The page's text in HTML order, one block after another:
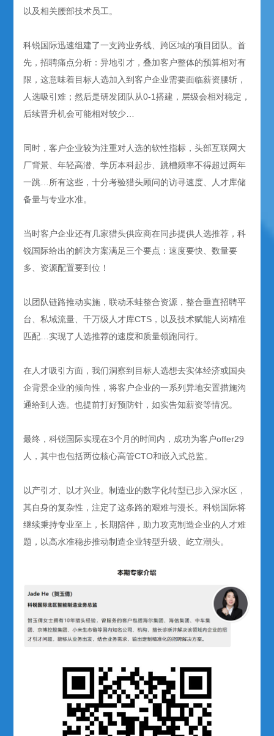
以及相关腰部技术员工。
科锐国际迅速组建了一支跨业务线、跨区域的项目团队。首
先，招聘痛点分析：异地引才，叠加客户整体的预算相对有
限，这意味着目标人选加入到客户企业需要面临薪资腰斩，
人选吸引难；然后是研发团队从0-1搭建，层级会相对稳定，
后续晋升机会可能相对较少…
同时，客户企业较为注重对人选的软性指标，头部互联网大
厂背景、年轻高潜、学历本科起步、跳槽频率不得超过两年
一跳…所有这些，十分考验猎头顾问的访寻速度、人才库储
备量与专业水准。
当时客户企业还有几家猎头供应商在同步提供人选推荐，科
锐国际给出的解决方案满足三个要点：速度要快、数量要
多、资源配置要到位！
以团队链路推动实施，联动禾蛙整合资源，整合垂直招聘平
台、私域流量、千万级人才库CTS，以及技术赋能人岗精准
匹配…实现了人选推荐的速度和质量领跑同行。
在人才吸引方面，我们洞察到目标人选想去实体经济或国央
企背景企业的倾向性，将客户企业的一系列异地安置措施沟
通给到人选。也提前打好预防针，如实告知薪资等情况。
最终，科锐国际实现在3个月的时间内，成功为客户offer29
人，其中也包括两位核心高管CTO和嵌入式总监。
以产引才、以才兴业。制造业的数字化转型已步入深水区，
其自身的复杂性，注定了这条路的艰难与漫长。科锐国际将
继续秉持专业至上，长期陪伴，助力攻克制造企业的人才难
题，以高水准稳步推动制造企业转型升级、屹立潮头。